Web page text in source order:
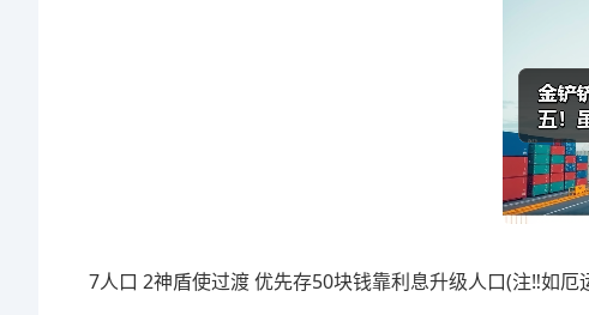
7人口 2神盾使过渡 优先存50块钱靠利息升级人口(注‼️如